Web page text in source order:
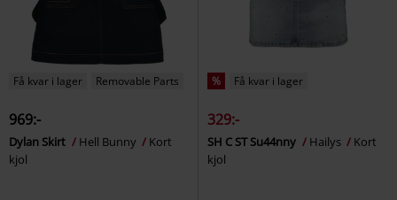
Få kvar i lager Removable Parts
969:-
Dylan Skirt Hell Bunny
Kort
kjol
% Få kvar i lager
329:-
SH C ST Su44nny Hailys
Kort
kjol